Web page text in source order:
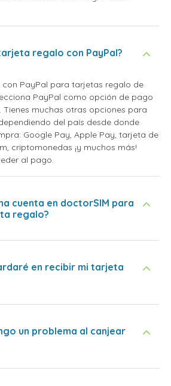
regalo con PayPal?
PayPal para tarjetas regalo de
PayPal como opción de pago
muchas otras opciones para
del país desde donde
Google Pay, Apple Pay, tarjeta de
criptomonedas ¡y muchos más!
al pago.
cuenta en doctorSIM para
regalo?
en recibir mi tarjeta
un problema al canjear